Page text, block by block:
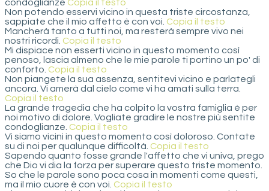
condoglianze Copia il testo
Non potendo esservi vicino in questa triste circostanza,
sappiate che il mio affetto è con voi. Copia il testo
Mancherà tanto a tutti noi, ma resterà sempre vivo nei
nostri ricordi. Copia il testo
Mi dispiace non esserti vicino in questo momento così
penoso, lascia almeno che le mie parole ti portino un po' di
conforto. Copia il testo
Non piangete la sua assenza, sentitevi vicino e parlategli
ancora. Vi amerà dal cielo come vi ha amati sulla terra.
Copia il testo
La grande tragedia che ha colpito la vostra famiglia è per
noi motivo di dolore. Vogliate gradire le nostre più sentite
condoglianze. Copia il testo
Vi siamo vicini in questo momento così doloroso. Contate
su di noi per qualunque difficoltà. Copia il testo
Sapendo quanto fosse grande l'affetto che vi univa, prego
che Dio vi dia la forza per superare questo triste momento.
So che le parole sono poca cosa in momenti come questi,
ma il mio cuore è con voi. Copia il testo